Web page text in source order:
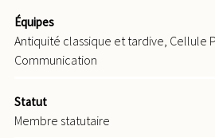
Équipes
Antiquité classique et tardive, Cellule
Communication
Statut
Membre statutaire